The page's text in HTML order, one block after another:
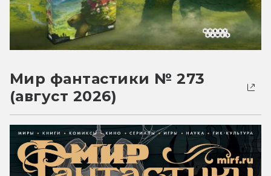
Мир фантастики № 273
(август 2026)